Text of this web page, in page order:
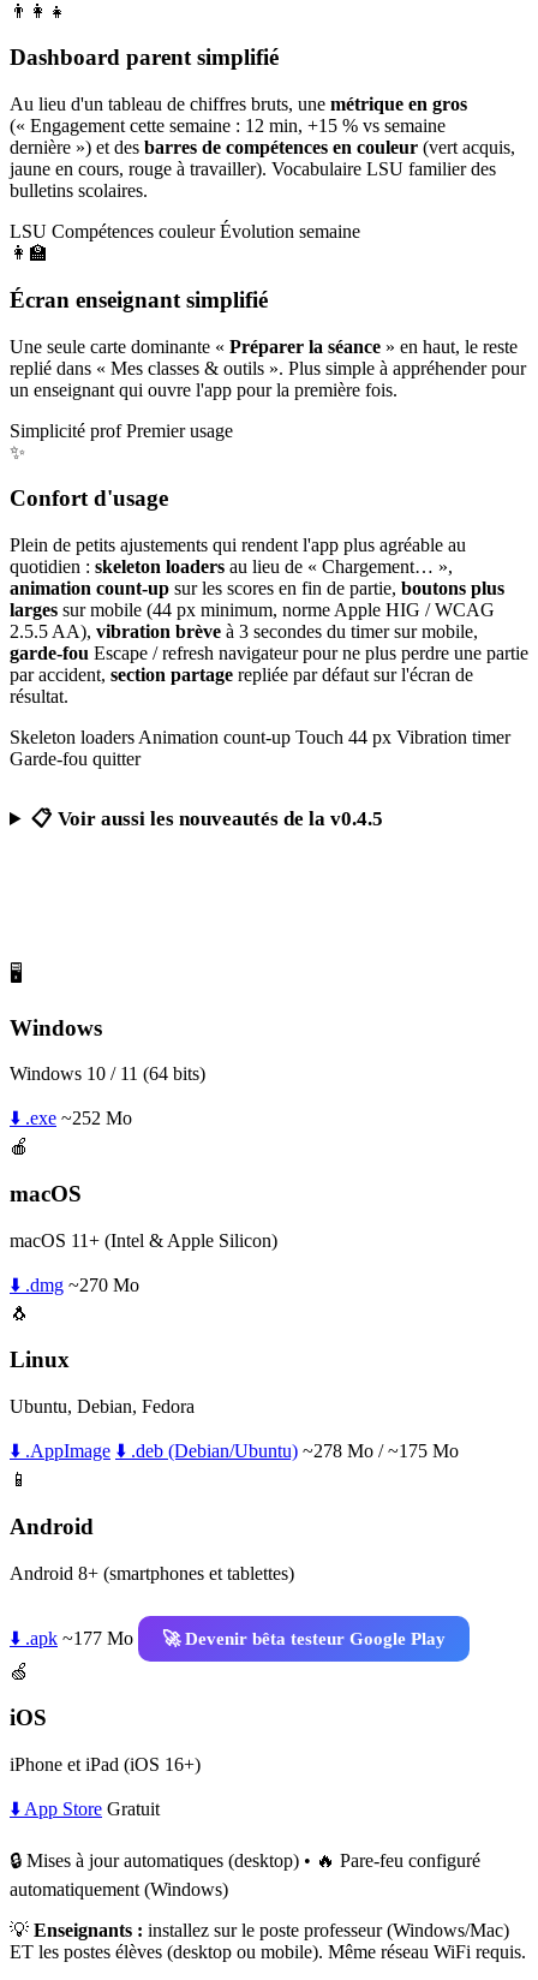
👨‍👩‍👧
Dashboard parent simplifié
Au lieu d'un tableau de chiffres bruts, une métrique en gros
(« Engagement cette semaine : 12 min, +15 % vs semaine
dernière ») et des barres de compétences en couleur (vert acquis,
jaune en cours, rouge à travailler). Vocabulaire LSU familier des
bulletins scolaires.
LSU Compétences couleur Évolution semaine
👩‍🏫
Écran enseignant simplifié
Une seule carte dominante « Préparer la séance » en haut, le reste
replié dans « Mes classes & outils ». Plus simple à appréhender pour
un enseignant qui ouvre l'app pour la première fois.
Simplicité prof Premier usage
✨
Confort d'usage
Plein de petits ajustements qui rendent l'app plus agréable au
quotidien : skeleton loaders au lieu de « Chargement… »,
animation count-up sur les scores en fin de partie, boutons plus
larges sur mobile (44 px minimum, norme Apple HIG / WCAG
2.5.5 AA), vibration brève à 3 secondes du timer sur mobile,
garde-fou Escape / refresh navigateur pour ne plus perdre une partie
par accident, section partage repliée par défaut sur l'écran de
résultat.
Skeleton loaders Animation count-up Touch 44 px Vibration timer
Garde-fou quitter
📋 Voir aussi les nouveautés de la v0.4.5
🖥️
Windows
Windows 10 / 11 (64 bits)
⬇️ .exe ~252 Mo
🍎
macOS
macOS 11+ (Intel & Apple Silicon)
⬇️ .dmg ~270 Mo
🐧
Linux
Ubuntu, Debian, Fedora
⬇️ .AppImage ⬇️ .deb (Debian/Ubuntu) ~278 Mo / ~175 Mo
📱
Android
Android 8+ (smartphones et tablettes)
⬇️ .apk ~177 Mo
🚀 Devenir bêta testeur Google Play
🍏
iOS
iPhone et iPad (iOS 16+)
⬇️ App Store Gratuit
🔒 Mises à jour automatiques (desktop) • 🔥 Pare-feu configuré
automatiquement (Windows)
💡 Enseignants : installez sur le poste professeur (Windows/Mac)
ET les postes élèves (desktop ou mobile). Même réseau WiFi requis.